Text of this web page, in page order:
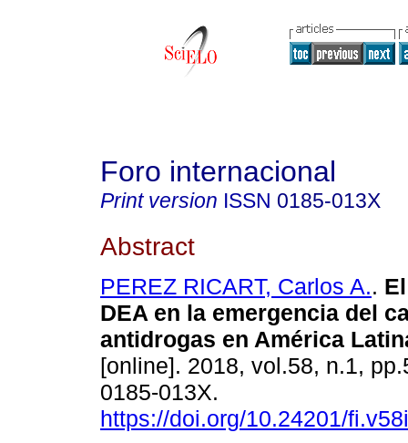
Foro internacional
Print version ISSN 0185-013X
Abstract
PEREZ RICART, Carlos A..
DEA en la emergencia del
antidrogas en América
[online]. 2018, vol.58, n.1,
0185-013X.
https://doi.org/10.24201/